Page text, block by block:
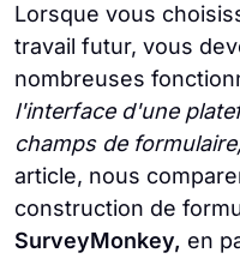
Lorsque vous
travail futur, vous
nombreuses
l'interface d'une
champs de formulaire,
article, nous
construction de
SurveyMonkey, en